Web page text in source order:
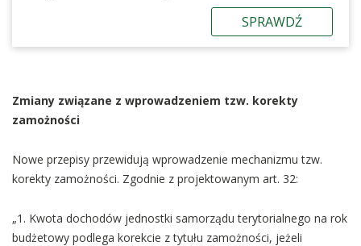
SPRAWDŹ
Zmiany związane z wprowadzeniem tzw. korekty
zamożności
Nowe przepisy przewidują wprowadzenie mechanizmu tzw.
korekty zamożności. Zgodnie z projektowanym art. 32:
„1. Kwota dochodów jednostki samorządu terytorialnego na rok
budżetowy podlega korekcie z tytułu zamożności, jeżeli